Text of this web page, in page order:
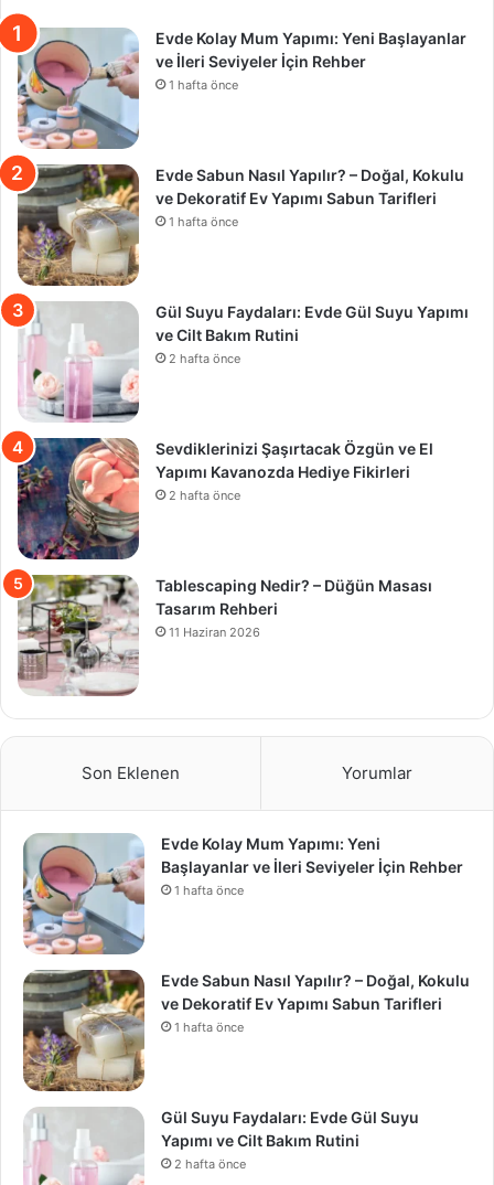
Evde Kolay Mum Yapımı: Yeni Başlayanlar
ve İleri Seviyeler İçin Rehber
1 hafta önce
Evde Sabun Nasıl Yapılır? – Doğal, Kokulu
ve Dekoratif Ev Yapımı Sabun Tarifleri
1 hafta önce
Gül Suyu Faydaları: Evde Gül Suyu Yapımı
ve Cilt Bakım Rutini
2 hafta önce
Sevdiklerinizi Şaşırtacak Özgün ve El
Yapımı Kavanozda Hediye Fikirleri
2 hafta önce
Tablescaping Nedir? – Düğün Masası
Tasarım Rehberi
11 Haziran 2026
Son Eklenen Yorumlar
Evde Kolay Mum Yapımı: Yeni
Başlayanlar ve İleri Seviyeler İçin Rehber
1 hafta önce
Evde Sabun Nasıl Yapılır? – Doğal, Kokulu
ve Dekoratif Ev Yapımı Sabun Tarifleri
1 hafta önce
Gül Suyu Faydaları: Evde Gül Suyu
Yapımı ve Cilt Bakım Rutini
2 hafta önce